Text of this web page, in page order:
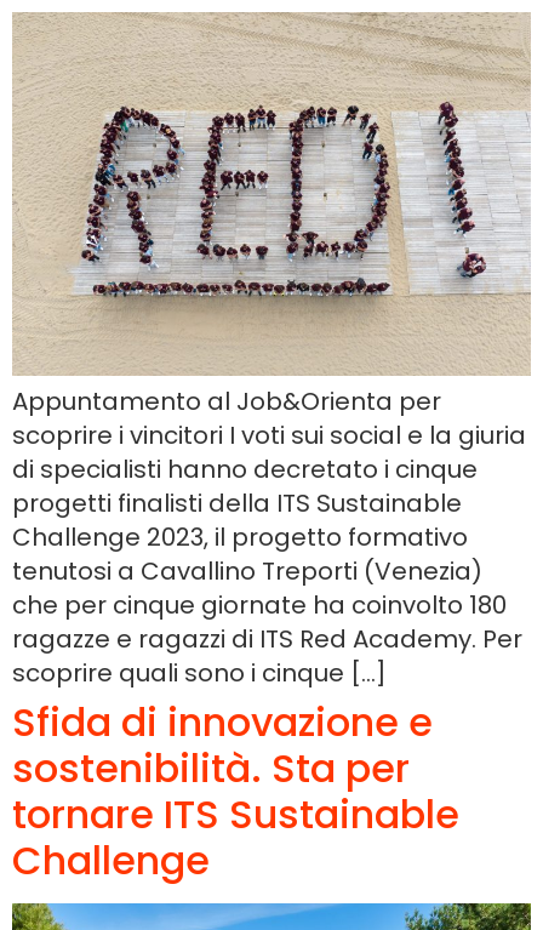
Appuntamento al Job&Orienta per
scoprire i vincitori I voti sui social e la giuria
di specialisti hanno decretato i cinque
progetti finalisti della ITS Sustainable
Challenge 2023, il progetto formativo
tenutosi a Cavallino Treporti (Venezia)
che per cinque giornate ha coinvolto 180
ragazze e ragazzi di ITS Red Academy. Per
scoprire quali sono i cinque […]
Sfida di innovazione e
sostenibilità. Sta per
tornare ITS Sustainable
Challenge